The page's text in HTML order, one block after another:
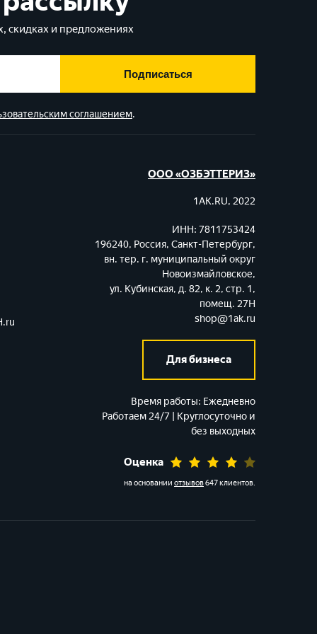
скидках и предложениях
Подписаться
соглашением.
ООО «ОЗБЭТТЕРИЗ»
1AK.RU, 2022
ИНН: 7811753424
196240, Россия, Санкт-Петербург,
вн. тер. г. муниципальный округ
Новоизмайловское,
ул. Кубинская, д. 82, к. 2, стр. 1,
помещ. 27Н
shop@1ak.ru
Для бизнеса
Время работы: Ежедневно
Работаем 24/7 | Круглосуточно и
без выходных
Оценка
на основании отзывов647 клиентов.